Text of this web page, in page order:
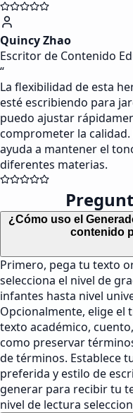
Quincy Zhao
Escritor de Contenido
“
La flexibilidad de esta
esté escribiendo para
puedo ajustar
comprometer la
ayuda a mantener el
diferentes materias.
¿Cómo uso el
contenido
Primero, pega tu texto
selecciona el nivel de
infantes hasta nivel
Opcionalmente, elige el
texto académico,
como preservar
de términos. Establece
preferida y estilo de
generar para recibir tu
nivel de lectura